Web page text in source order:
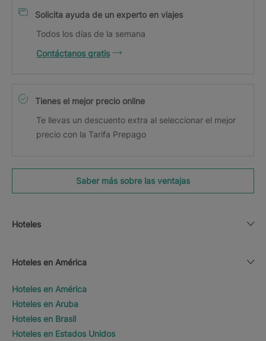
Solicita ayuda de un experto en viajes
Todos los días de la semana
Contáctanos gratis
Tienes el mejor precio online
Te llevas un descuento extra al seleccionar el mejor
precio con la Tarifa Prepago
Saber más sobre las ventajas
Hoteles
Hoteles en América
Hoteles en América
Hoteles en Aruba
Hoteles en Brasil
Hoteles en Estados Unidos